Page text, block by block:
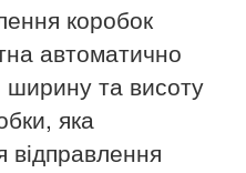
коробок
автоматично
та висоту
яка
відправлення